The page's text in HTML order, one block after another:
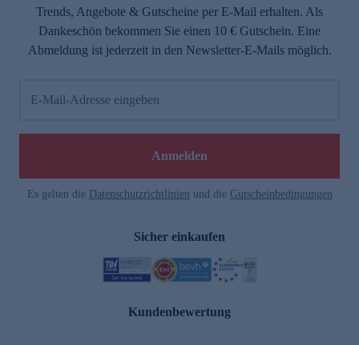
Trends, Angebote & Gutscheine per E-Mail erhalten. Als
Dankeschön bekommen Sie einen 10 € Gutschein. Eine
Abmeldung ist jederzeit in den Newsletter-E-Mails möglich.
E-Mail-Adresse eingeben
Anmelden
Es gelten die Datenschutzrichtlinien und die Gutscheinbedingungen
Sicher einkaufen
Kundenbewertung